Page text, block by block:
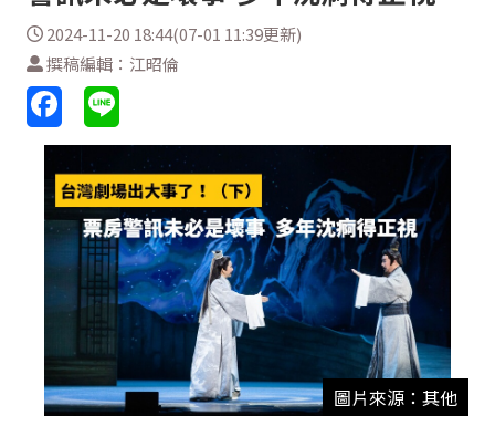
2024-11-20 18:44(07-01 11:39更新)
撰稿編輯：江昭倫
圖片來源：其他